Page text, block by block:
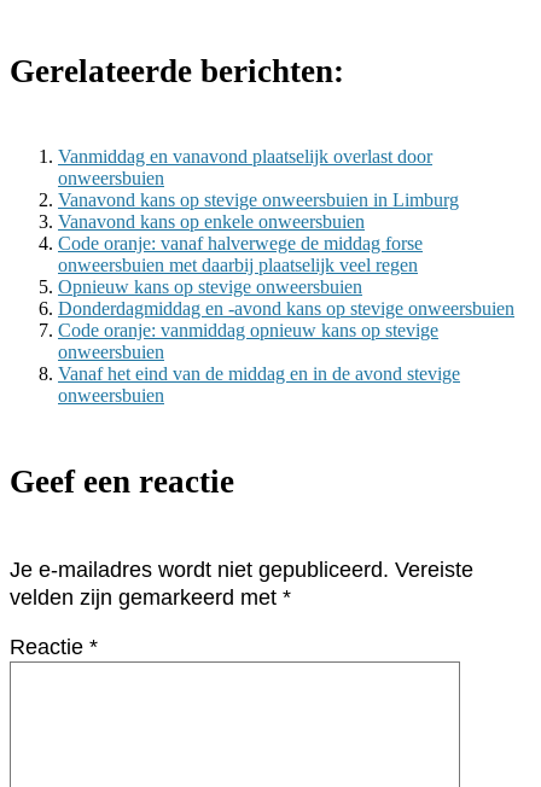
Gerelateerde berichten:
Vanmiddag en vanavond plaatselijk overlast door
onweersbuien
Vanavond kans op stevige onweersbuien in Limburg
Vanavond kans op enkele onweersbuien
Code oranje: vanaf halverwege de middag forse
onweersbuien met daarbij plaatselijk veel regen
Opnieuw kans op stevige onweersbuien
Donderdagmiddag en -avond kans op stevige onweersbuien
Code oranje: vanmiddag opnieuw kans op stevige
onweersbuien
Vanaf het eind van de middag en in de avond stevige
onweersbuien
Geef een reactie
Je e-mailadres wordt niet gepubliceerd. Vereiste
velden zijn gemarkeerd met *
Reactie *